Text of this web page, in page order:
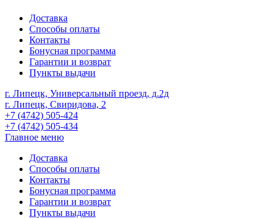
Доставка
Способы оплаты
Контакты
Бонусная программа
Гарантии и возврат
Пункты выдачи
г. Липецк, Универсальный проезд, д.2д
г. Липецк, Свиридова, 2
+7 (4742) 505-424
+7 (4742) 505-434
Главное меню
Доставка
Способы оплаты
Контакты
Бонусная программа
Гарантии и возврат
Пункты выдачи